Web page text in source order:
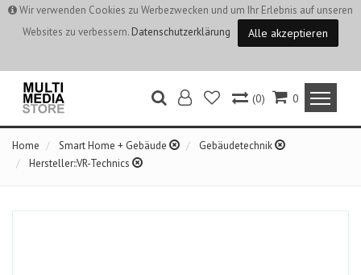
Wir verwenden Cookies zu Werbezwecken und um Ihr Erlebnis auf unseren
Websites zu verbessern. Datenschutzerklärung Alle akzeptieren
0
(0)
Home Smart Home + Gebäude
Gebäudetechnik
Hersteller::VR-Technics